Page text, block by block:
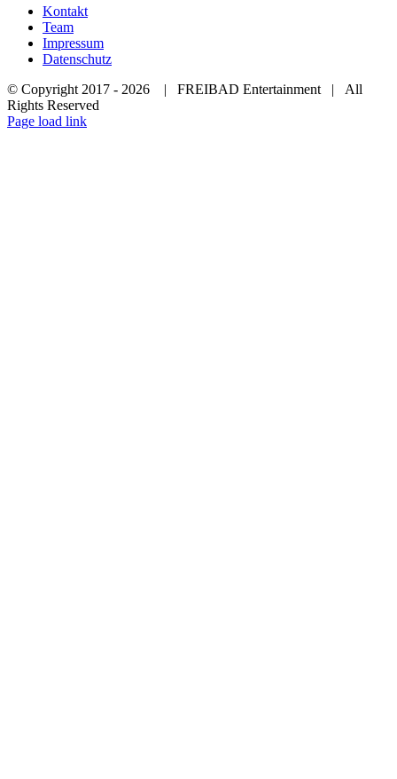
Kontakt
Team
Impressum
Datenschutz
© Copyright 2017 - 2026 | FREIBAD Entertainment | All
Rights Reserved
Facebook
X
LinkedIn
Page load link